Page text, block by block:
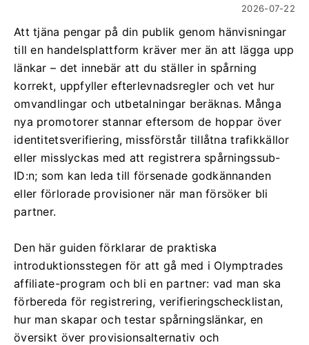
2026-07-22
Att tjäna pengar på din publik genom hänvisningar
till en handelsplattform kräver mer än att lägga upp
länkar – det innebär att du ställer in spårning
korrekt, uppfyller efterlevnadsregler och vet hur
omvandlingar och utbetalningar beräknas. Många
nya promotorer stannar eftersom de hoppar över
identitetsverifiering, missförstår tillåtna trafikkällor
eller misslyckas med att registrera spårningssub-
ID:n; som kan leda till försenade godkännanden
eller förlorade provisioner när man försöker bli
partner.
Den här guiden förklarar de praktiska
introduktionsstegen för att gå med i Olymptrades
affiliate-program och bli en partner: vad man ska
förbereda för registrering, verifieringschecklistan,
hur man skapar och testar spårningslänkar, en
översikt över provisionsalternativ och